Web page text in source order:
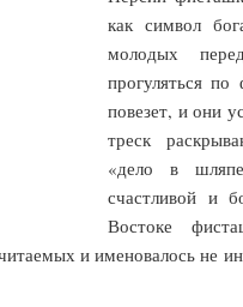
как символ
молодых
прогуляться
повезет, и они
треск
«дело в
счастливой и
Востоке
и именовалось не